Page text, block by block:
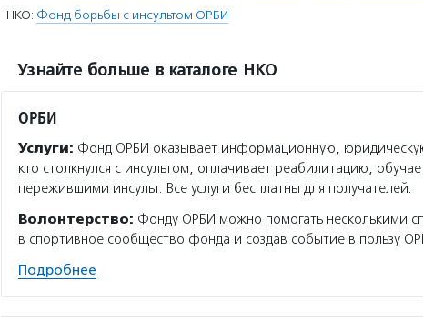
НКО: Фонд борьбы с инсультом ОРБИ
Узнайте больше в каталоге НКО
ОРБИ
Услуги: Фонд ОРБИ оказывает информационную,
кто столкнулся с инсультом, оплачивает реабилитацию,
пережившими инсульт. Все услуги бесплатны для получателей.
Волонтерство: Фонду ОРБИ можно помогать несколькими
в спортивное сообщество фонда и создав событие в пользу
Подробнее